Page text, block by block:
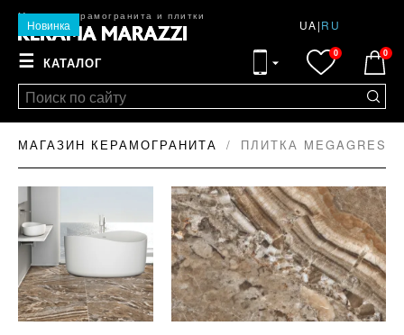
Магазин керамогранита и плитки
UA|RU
☰ КАТАЛОГ
0 0
МАГАЗИН КЕРАМОГРАНИТА ПЛИТКА MEGAGRES
Новинка